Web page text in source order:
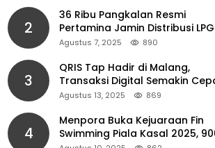
2
36 Ribu Pangkalan Resmi
Pertamina Jamin Distribusi
Kg Aman di Jawa Timur
Agustus 7, 2025 890
3
QRIS Tap Hadir di Malang,
Transaksi Digital Semakin
dan Mudah dengan Teknologi
Agustus 13, 2025 869
4
Menpora Buka Kejuaraan Fin
Swimming Piala Kasal 2025,